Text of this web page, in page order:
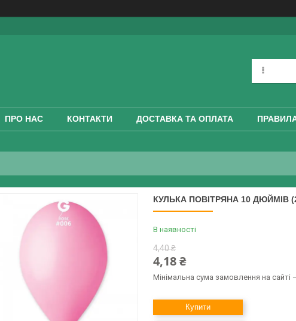
ПРО НАС КОНТАКТИ ДОСТАВКА ТА ОПЛАТА
КУЛЬКА ПОВІТРЯНА 10 ДЮЙМІВ
В наявності
4,40 ₴
4,18 ₴
Мінімальна сума замовлення на сайті
Купити